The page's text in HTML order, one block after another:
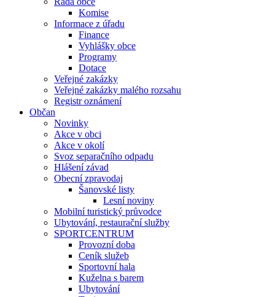
Komise
Informace z úřadu
Finance
Vyhlášky obce
Programy
Dotace
Veřejné zakázky
Veřejné zakázky malého rozsahu
Registr oznámení
Občan
Novinky
Akce v obci
Akce v okolí
Svoz separačního odpadu
Hlášení závad
Obecní zpravodaj
Šanovské listy
Lesní noviny
Mobilní turistický průvodce
Ubytování, restaurační služby
SPORTCENTRUM
Provozní doba
Ceník služeb
Sportovní hala
Kuželna s barem
Ubytování